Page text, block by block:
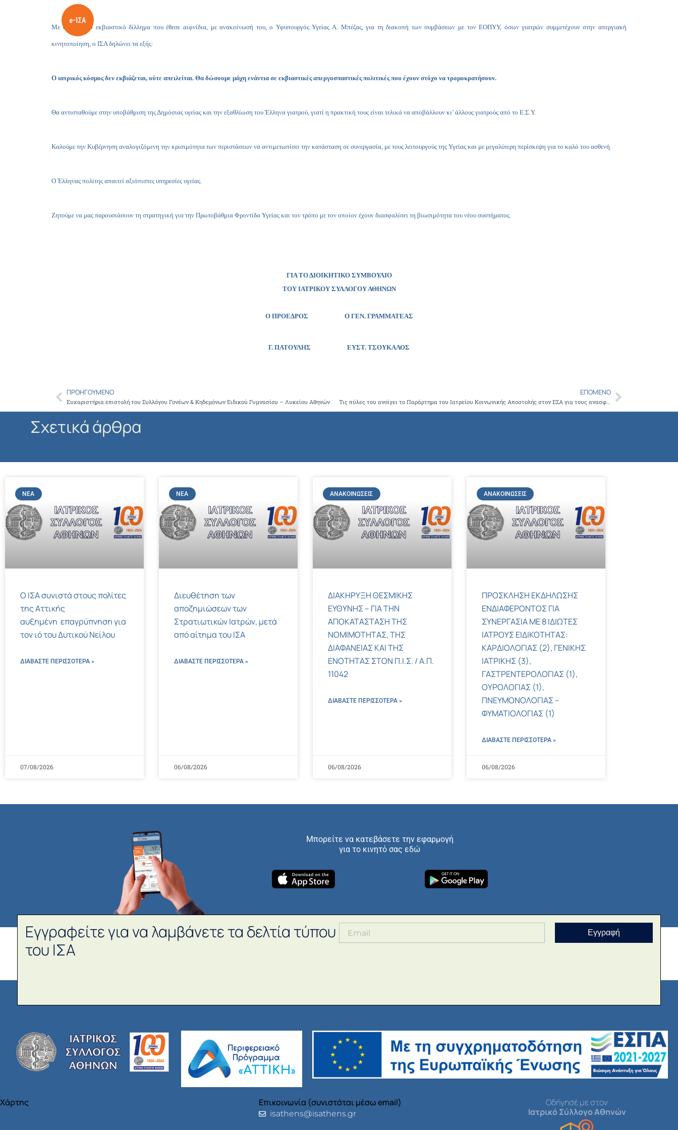
Με αφορμή το εκβιαστικό δίλλημα που έθεσε αιφνίδια, με ανακοίνωσή του, ο Υφυπουργός Υγείας Α. Μπέζας, για τη διακοπή των συμβάσεων με τον ΕΟΠΥΥ, όσων γιατρών συμμετέχουν στην απεργιακή
κινητοποίηση, ο ΙΣΑ δηλώνει τα εξής:
Ο ιατρικός κόσμος δεν εκβιάζεται, ούτε απειλείται. Θα δώσουμε μάχη ενάντια σε εκβιαστικές απεργοσπαστικές πολιτικές που έχουν στόχο να τρομοκρατήσουν.
Θα αντισταθούμε στην υποβάθμιση της Δημόσιας υγείας και την εξαθλίωση του Έλληνα γιατρού, γιατί η πρακτική τους είναι τελικά να αποβάλλουν κι’ άλλους γιατρούς από το Ε.Σ.Υ.
Καλούμε την Κυβέρνηση αναλογιζόμενη την κρισιμότητα των περιστάσεων να αντιμετωπίσει την κατάσταση σε συνεργασία, με τους λειτουργούς της Υγείας και με μεγαλύτερη περίσκεψη για το καλό του ασθενή.
Ο Έλληνας πολίτης απαιτεί αξιόπιστες υπηρεσίες υγείας.
Ζητούμε να μας παρουσιάσουν τη στρατηγική για την Πρωτοβάθμια Φροντίδα Υγείας και τον τρόπο με τον οποίον έχουν διασφαλίσει τη βιωσιμότητα του νέου συστήματος.
ΓΙΑ ΤΟ ΔΙΟΙΚΗΤΙΚΟ ΣΥΜΒΟΥΛΙΟ
ΤΟΥ ΙΑΤΡΙΚΟΥ ΣΥΛΛΟΓΟΥ ΑΘΗΝΩΝ
Ο ΠΡΟΕΔΡΟΣ Ο ΓΕΝ. ΓΡΑΜΜΑΤΕΑΣ
Γ. ΠΑΤΟΥΛΗΣ ΕΥΣΤ. ΤΣΟΥΚΑΛΟΣ
Prev
ΠΡΟΗΓΟΎΜΕΝΟ
Ευχαριστήρια επιστολή του Συλλόγου Γονέων & Κηδεμόνων Ειδικού Γυμνασίου – Λυκείου Αθηνών
ΕΠΌΜΕΝΟ
Τις πύλες του ανοίγει το Παράρτημα του Ιατρείου Κοινωνικής Αποστολής στον ΕΣΑ για τους ανασφάλιστους εμπόρους και τα προστατευόμενα μέλη τουςNext
Σχετικά άρθρα
ΝΈΑ
Ο ΙΣΑ συνιστά στους πολίτες
της Αττικής
αυξημένη επαγρύπνηση για
τον ιό του Δυτικού Νείλου
ΔΙΑΒΑΣΤΕ ΠΕΡΙΣΣΌΤΕΡΑ »
07/08/2026
ΝΈΑ
Διευθέτηση των
αποζημιώσεων των
Στρατιωτικών Ιατρών, μετά
από αίτημα του ΙΣΑ
ΔΙΑΒΑΣΤΕ ΠΕΡΙΣΣΌΤΕΡΑ »
06/08/2026
ΑΝΑΚΟΙΝΏΣΕΙΣ
ΔΙΑΚΗΡΥΞΗ ΘΕΣΜΙΚΗΣ
ΕΥΘΥΝΗΣ – ΓΙΑ ΤΗΝ
ΑΠΟΚΑΤΑΣΤΑΣΗ ΤΗΣ
ΝΟΜΙΜΟΤΗΤΑΣ, ΤΗΣ
ΔΙΑΦΑΝΕΙΑΣ ΚΑΙ ΤΗΣ
ΕΝΟΤΗΤΑΣ ΣΤΟΝ Π.Ι.Σ. / Α.Π.
11042
ΔΙΑΒΑΣΤΕ ΠΕΡΙΣΣΌΤΕΡΑ »
06/08/2026
ΑΝΑΚΟΙΝΏΣΕΙΣ
ΠΡΟΣΚΛΗΣΗ ΕΚΔΗΛΩΣΗΣ
ΕΝΔΙΑΦΕΡΟΝΤΟΣ ΓΙΑ
ΣΥΝΕΡΓΑΣΙΑ ΜΕ 8 ΙΔΙΩΤΕΣ
ΙΑΤΡΟΥΣ ΕΙΔΙΚΟΤΗΤΑΣ:
ΚΑΡΔΙΟΛΟΓΙΑΣ (2), ΓΕΝΙΚΗΣ
ΙΑΤΡΙΚΗΣ (3),
ΓΑΣΤΡΕΝΤΕΡΟΛΟΓΙΑΣ (1),
ΟΥΡΟΛΟΓΙΑΣ (1),
ΠΝΕΥΜΟΝΟΛΟΓΙΑΣ –
ΦΥΜΑΤΙΟΛΟΓΙΑΣ (1)
ΔΙΑΒΑΣΤΕ ΠΕΡΙΣΣΌΤΕΡΑ »
06/08/2026
Μπορείτε να κατεβάσετε την εφαρμογή
για το κινητό σας εδώ
Εγγραφείτε για να λαμβάνετε τα δελτία τύπου
του ΙΣΑ
Εγγραφή
Χάρτης Επικοινωνία (συνιστάται μέσω email)
isathens@isathens.gr
Οδήγησέ με στον
Ιατρικό Σύλλογο Αθηνών